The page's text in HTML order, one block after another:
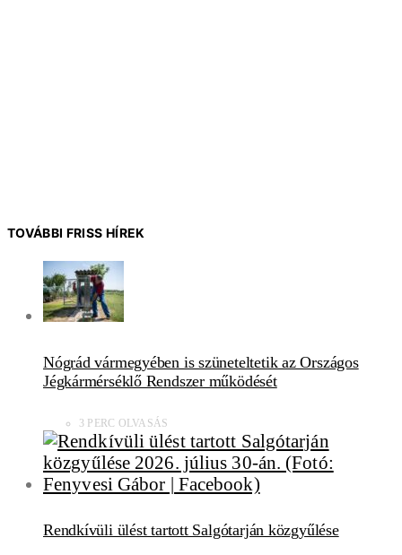
TOVÁBBI FRISS HÍREK
Nógrád vármegyében is szüneteltetik az Országos
Jégkármérséklő Rendszer működését
3 PERC OLVASÁS
Rendkívüli ülést tartott Salgótarján közgyűlése